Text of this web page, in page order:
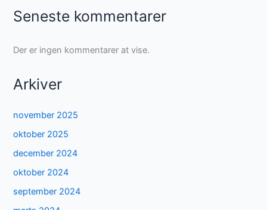
Seneste kommentarer
Der er ingen kommentarer at vise.
Arkiver
november 2025
oktober 2025
december 2024
oktober 2024
september 2024